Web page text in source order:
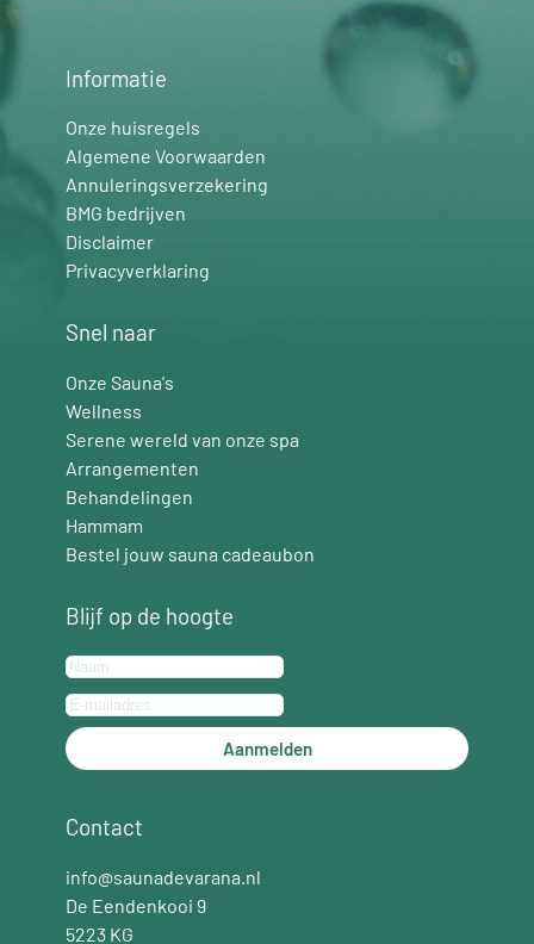
Informatie
Onze huisregels
Algemene Voorwaarden
Annuleringsverzekering
BMG bedrijven
Disclaimer
Privacyverklaring
Snel naar
Onze Sauna's
Wellness
Serene wereld van onze spa
Arrangementen
Behandelingen
Hammam
Bestel jouw sauna cadeaubon
Blijf op de hoogte
Aanmelden
Contact
info@saunadevarana.nl
De Eendenkooi 9
5223 KG